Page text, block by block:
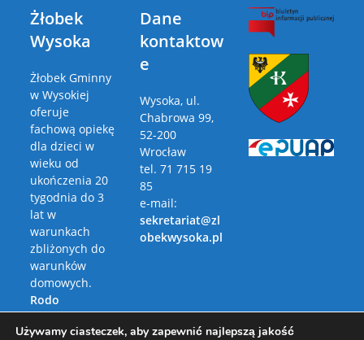
Żłobek
Wysoka
Żłobek Gminny
w Wysokiej
oferuje
fachową opiekę
dla dzieci w
wieku od
ukończenia 20
tygodnia do 3
lat w
warunkach
zbliżonych do
warunków
domowych.
Rodo
Polityka
Prywatności
Dane
kontaktow
e
Wysoka, ul.
Chabrowa 99,
52-200
Wrocław
tel. 71 715 19
85
e-mail:
sekretariat@zl
obekwysoka.pl
Używamy ciasteczek, aby zapewnić najlepszą jakość